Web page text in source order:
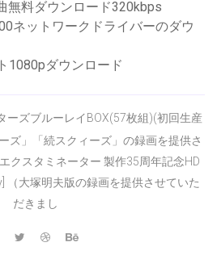
無料ダウンロード320kbps
ネットワークドライバーのダウ
1080pダウンロード
ーズブルーレイBOX(57枚組)(初回生産
ズ」「続スクィーズ」の録画を提供さ
クスタミネーター 製作35周年記念HD
（大塚明夫版の録画を提供させていた
だきまし